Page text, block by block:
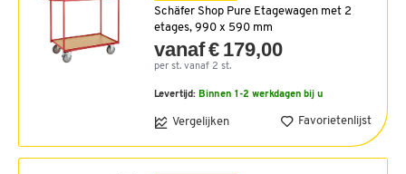
Schäfer Shop Pure Etagewagen met 2
etages, 990 x 590 mm
vanaf € 179,00
per st. vanaf 2 st.
Levertijd: Binnen 1-2 werkdagen bij u
Vergelijken Favorietenlijst